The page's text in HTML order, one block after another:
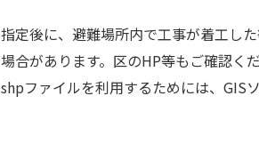
指定後に、避難場所内で工事が着工し
場合があります。区のHP等もご確認くだ
shpファイルを利用するためには、GIS